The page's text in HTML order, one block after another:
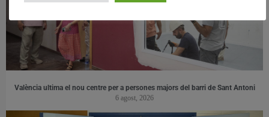
València ultima el nou centre per a persones majors del barri de Sant Antoni
6 agost, 2026